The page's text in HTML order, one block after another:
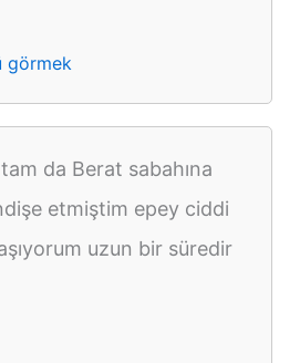
görmek
da Berat sabahına
etmiştim epey ciddi
uzun bir süredir